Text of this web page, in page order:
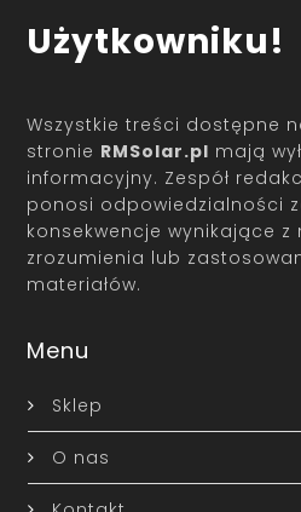
Użytkowniku!
Wszystkie treści dostępne
stronie RMSolar.pl mają
informacyjny. Zespół
ponosi odpowiedzialności
konsekwencje wynikające z
zrozumienia lub
materiałów.
Menu
Sklep
O nas